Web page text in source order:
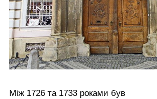
Між 1726 та 1733 роками був